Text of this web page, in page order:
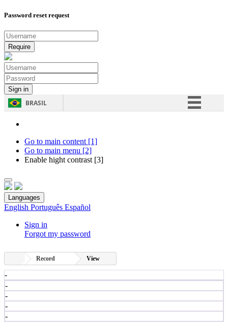
Password reset request
BRASIL
Go to main content [1]
Go to main menu [2]
Enable hight contrast [3]
Languages
English Português Español
Sign in
Forgot my password
Record View
-
-
-
-
-